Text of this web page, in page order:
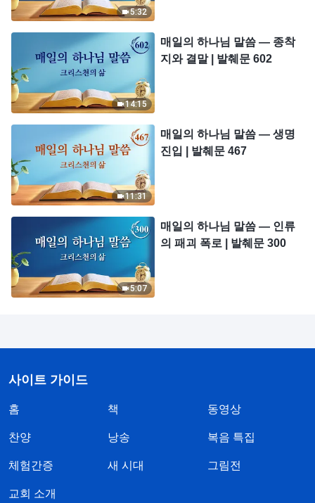
5:32
14:15
매일의 하나님 말씀 ― 종착
지와 결말 | 발췌문 602
11:31
매일의 하나님 말씀 ― 생명
진입 | 발췌문 467
5:07
매일의 하나님 말씀 ― 인류
의 패괴 폭로 | 발췌문 300
사이트 가이드
홈 책 동영상
찬양 낭송 복음 특집
체험간증 새 시대 그림전
교회 소개